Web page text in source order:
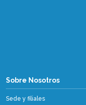
Sobre Nosotros
Sobre Nosotros
Sede y filiales